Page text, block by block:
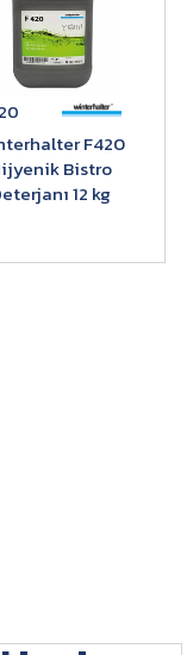
F420
Bistro
12 kg